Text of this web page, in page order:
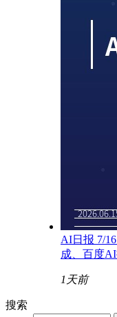
AI日报 7/
成、百度
1天前
搜索